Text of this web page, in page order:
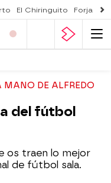
El Chiringuito Forjado
MANO DE ALFREDO
del fútbol
os traen lo mejor
de fútbol sala.